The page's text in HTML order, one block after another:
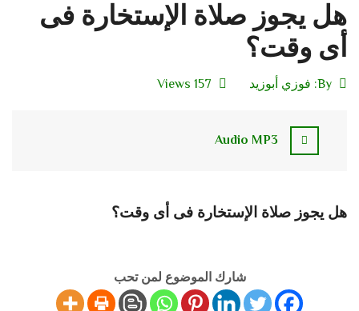
هل يجوز صلاة الإستخارة فى
أى وقت؟
By: فوزي أبوزيد 157 Views
Audio MP3
هل يجوز صلاة الإستخارة فى أى وقت؟
شارك الموضوع لمن تحب